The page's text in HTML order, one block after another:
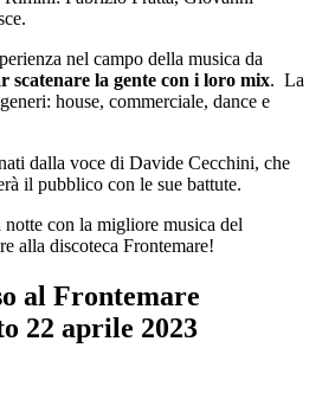
nel campo della musica da
scatenare la gente con i loro mix. La
house, commerciale, dance e
dalla voce di Davide Cecchini, che
il pubblico con le sue battute.
con la migliore musica del
alla discoteca Frontemare!
al Frontemare
22 aprile 2023